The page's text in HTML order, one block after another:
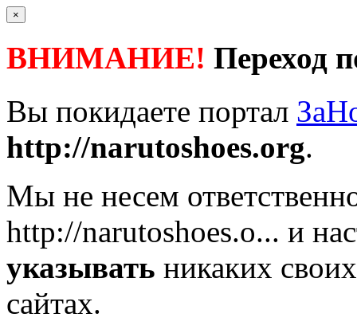
×
ВНИМАНИЕ! Переход
Вы покидаете портал
http://narutoshoes.org.
Мы не несем
http://narutoshoes.o... и
указывать никаких
сайтах.